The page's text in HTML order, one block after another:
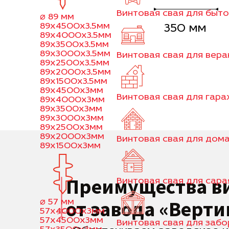
⌀ 89 мм
89x4500x3.5мм
89x4000x3.5мм
89x3500x3.5мм
89x3000x3.5мм
89x2500x3.5мм
89x2000x3.5мм
89x1500x3.5мм
89x4500x3мм
89x4000x3мм
89x3500x3мм
89x3000x3мм
89x2500x3мм
89x2000x3мм
89x1500x3мм
⌀ 57 мм
57x4000x3мм
57x4500x3мм
Винтовая свая для
Винтовая свая для
Винтовая свая для
Винтовая свая для
Винтовая свая для
Винтовая свая для
350 мм
Преимущества
от завода